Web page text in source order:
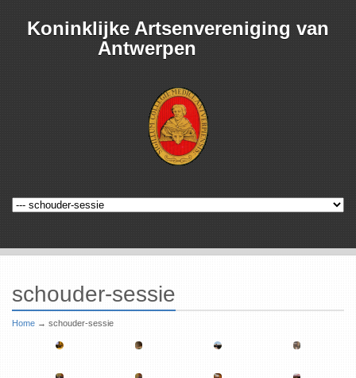
Koninklijke Artsenvereniging van
Antwerpen
schouder-sessie
Home → schouder-sessie